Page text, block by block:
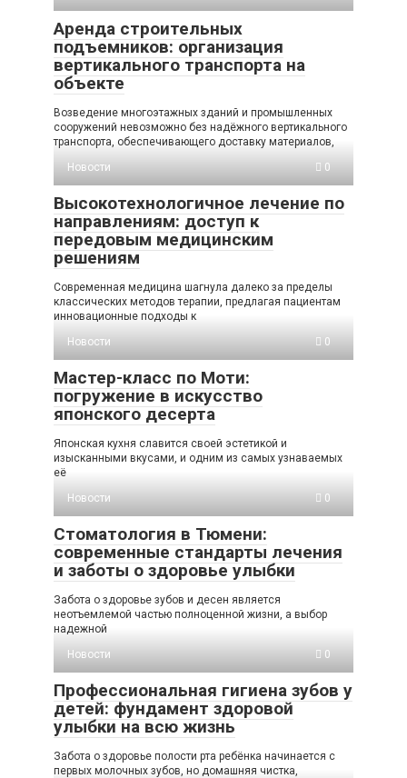
Аренда строительных
подъемников: организация
вертикального транспорта на
объекте
Возведение многоэтажных зданий и промышленных
сооружений невозможно без надёжного вертикального
транспорта, обеспечивающего доставку материалов,
Новости
0
Высокотехнологичное лечение по
направлениям: доступ к
передовым медицинским
решениям
Современная медицина шагнула далеко за пределы
классических методов терапии, предлагая пациентам
инновационные подходы к
Новости
0
Мастер-класс по Моти:
погружение в искусство
японского десерта
Японская кухня славится своей эстетикой и
изысканными вкусами, и одним из самых узнаваемых
её
Новости
0
Стоматология в Тюмени:
современные стандарты лечения
и заботы о здоровье улыбки
Забота о здоровье зубов и десен является
неотъемлемой частью полноценной жизни, а выбор
надежной
Новости
0
Профессиональная гигиена зубов у
детей: фундамент здоровой
улыбки на всю жизнь
Забота о здоровье полости рта ребёнка начинается с
первых молочных зубов, но домашняя чистка,